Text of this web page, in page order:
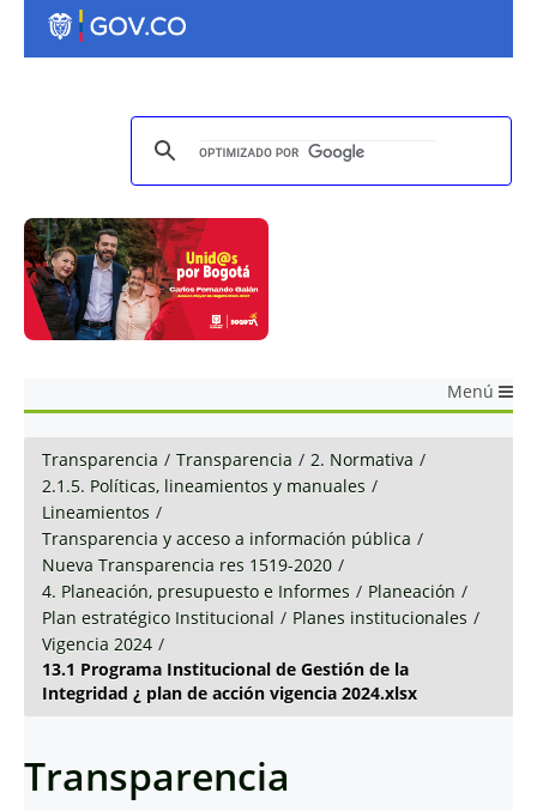
Menú
Transparencia / Transparencia / 2. Normativa /
2.1.5. Políticas, lineamientos y manuales /
Lineamientos /
Transparencia y acceso a información pública /
Nueva Transparencia res 1519-2020 /
4. Planeación, presupuesto e Informes / Planeación /
Plan estratégico Institucional / Planes institucionales /
Vigencia 2024 /
13.1 Programa Institucional de Gestión de la
Integridad ¿ plan de acción vigencia 2024.xlsx
Transparencia